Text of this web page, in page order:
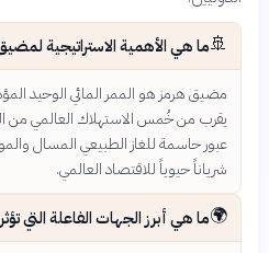
🚢ما هي الأهمية الاستراتيجية
مضيق هرمز هو الممر المائي الوحيد
يقرب من خُمس الاستهلاك العالمي من
عبور حاسمة للغاز الطبيعي المسال
شرياناً حيوياً للاقتصاد العالمي.
🌍ما هي أبرز الجهات الفاعلة التي